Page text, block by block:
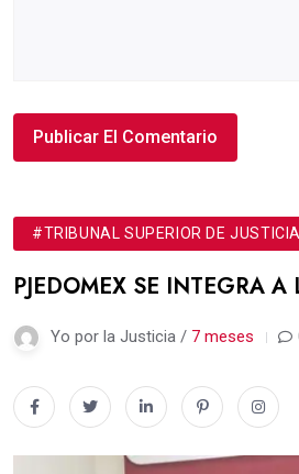
#TRIBUNAL SUPERIOR DE JUSTICIA
PJEDOMEX SE INTEGRA
Yo por la Justicia / 7 meses